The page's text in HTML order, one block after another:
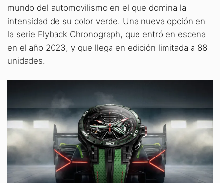
mundo del automovilismo en el que domina la
intensidad de su color verde. Una nueva opción en
la serie Flyback Chronograph, que entró en escena
en el año 2023, y que llega en edición limitada a 88
unidades.